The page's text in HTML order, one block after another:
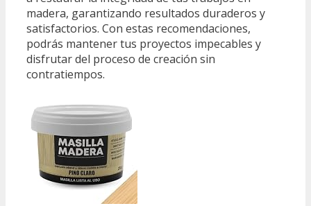
madera, garantizando resultados duraderos y
satisfactorios. Con estas recomendaciones,
podrás mantener tus proyectos impecables y
disfrutar del proceso de creación sin
contratiempos.